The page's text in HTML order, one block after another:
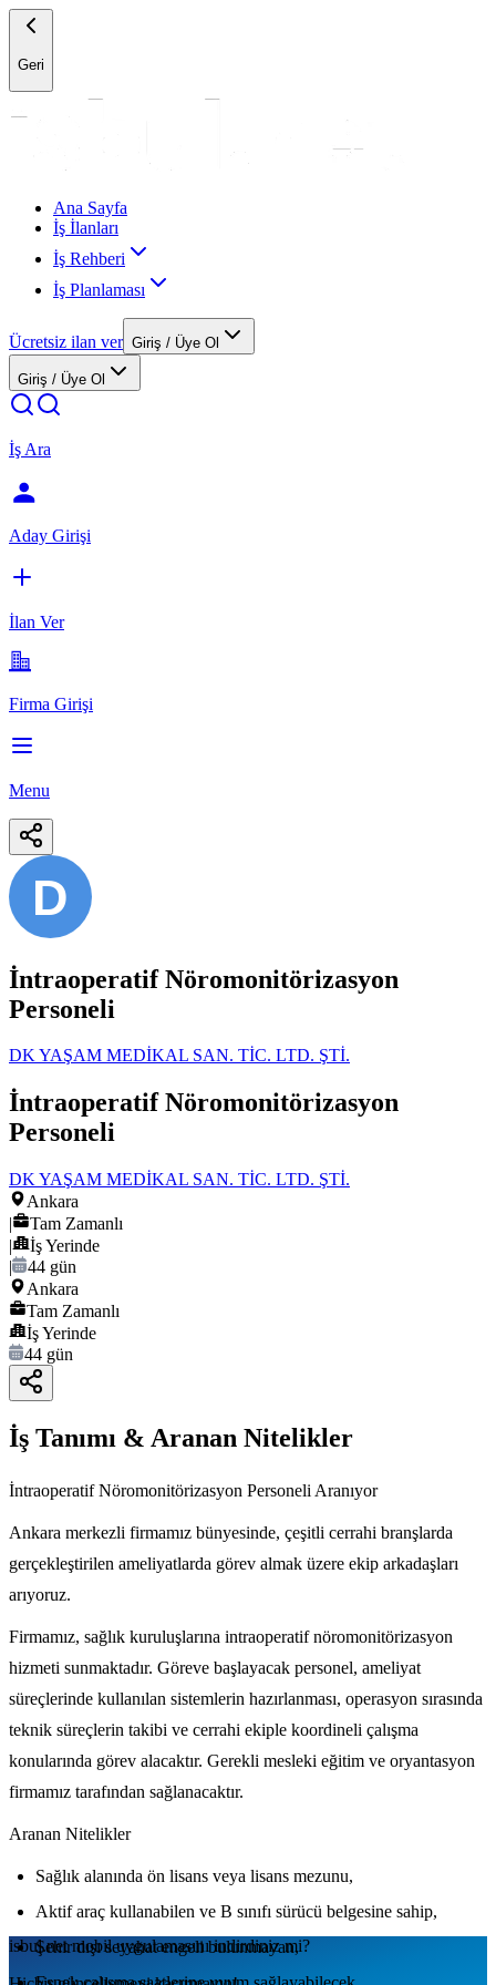
Geri
Ana Sayfa
İş İlanları
İş Rehberi
İş Planlaması
Ücretsiz ilan ver Giriş / Üye Ol
Giriş / Üye Ol
İş Ara
Aday Girişi
İlan Ver
Firma Girişi
Menu
D
İntraoperatif Nöromonitörizasyon
Personeli
DK YAŞAM MEDİKAL SAN. TİC. LTD. ŞTİ.
İntraoperatif Nöromonitörizasyon
Personeli
DK YAŞAM MEDİKAL SAN. TİC. LTD. ŞTİ.
Ankara
|
Tam Zamanlı
|
İş Yerinde
|
44 gün
Ankara
Tam Zamanlı
İş Yerinde
44 gün
İş Tanımı & Aranan Nitelikler
İntraoperatif Nöromonitörizasyon Personeli Aranıyor
Ankara merkezli firmamız bünyesinde, çeşitli cerrahi branşlarda
gerçekleştirilen ameliyatlarda görev almak üzere ekip arkadaşları
arıyoruz.
Firmamız, sağlık kuruluşlarına intraoperatif nöromonitörizasyon
hizmeti sunmaktadır. Göreve başlayacak personel, ameliyat
süreçlerinde kullanılan sistemlerin hazırlanması, operasyon sırasında
teknik süreçlerin takibi ve cerrahi ekiple koordineli çalışma
konularında görev alacaktır. Gerekli mesleki eğitim ve oryantasyon
firmamız tarafından sağlanacaktır.
Aranan Nitelikler
Sağlık alanında ön lisans veya lisans mezunu,
Aktif araç kullanabilen ve B sınıfı sürücü belgesine sahip,
Şehir dışı seyahat engeli bulunmayan,
isbul.netmobil uygulamаsını indirdiniz mi?